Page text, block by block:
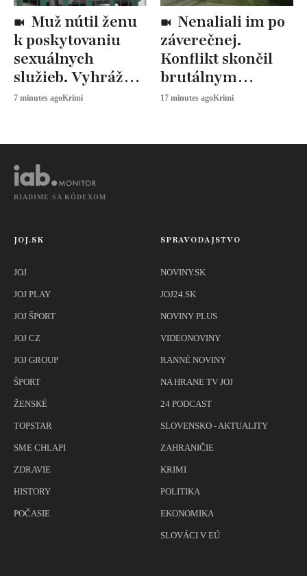
k poskytovaniu
sexuálnych
služieb. Vyhrážal
sa jej odobraním
7 minutes agoKrimi
záverečnej.
Konflikt skončil
brutálnym
útokom
17 minutes agoKrimi
RIADIME SA KÓDEXOM
JOJ.SK
JOJ
JOJ PLAY
JOJ ŠPORT
JOJ CZ
JOJ GROUP
ŠPORT
ŽENSKÉ
TOPSTAR
SME CHLAPI
ZDRAVIE
HISTORY
POČASIE
SPRAVODAJSTVO
NOVINY.SK
JOJ24.SK
NOVINY PLUS
VIDEONOVINY
RANNÉ NOVINY
NA HRANE TV JOJ
24 PODCAST
SLOVENSKO - AKTUALITY
ZAHRANIČIE
KRIMI
POLITIKA
EKONOMIKA
SLOVÁCI V EÚ